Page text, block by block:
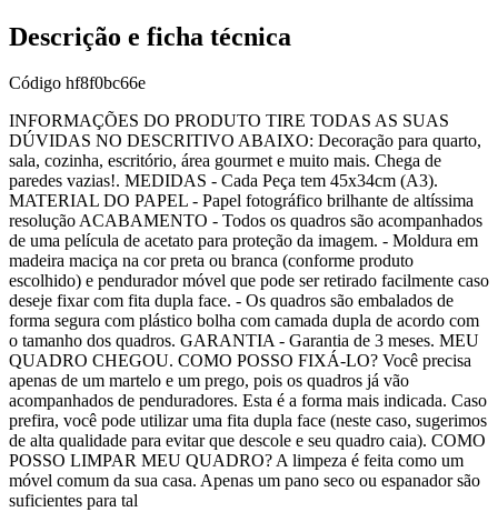
Descrição e ficha técnica
Código hf8f0bc66e
INFORMAÇÕES DO PRODUTO TIRE TODAS AS SUAS
DÚVIDAS NO DESCRITIVO ABAIXO: Decoração para quarto,
sala, cozinha, escritório, área gourmet e muito mais. Chega de
paredes vazias!. MEDIDAS - Cada Peça tem 45x34cm (A3).
MATERIAL DO PAPEL - Papel fotográfico brilhante de altíssima
resolução ACABAMENTO - Todos os quadros são acompanhados
de uma película de acetato para proteção da imagem. - Moldura em
madeira maciça na cor preta ou branca (conforme produto
escolhido) e pendurador móvel que pode ser retirado facilmente caso
deseje fixar com fita dupla face. - Os quadros são embalados de
forma segura com plástico bolha com camada dupla de acordo com
o tamanho dos quadros. GARANTIA - Garantia de 3 meses. MEU
QUADRO CHEGOU. COMO POSSO FIXÁ-LO? Você precisa
apenas de um martelo e um prego, pois os quadros já vão
acompanhados de penduradores. Esta é a forma mais indicada. Caso
prefira, você pode utilizar uma fita dupla face (neste caso, sugerimos
de alta qualidade para evitar que descole e seu quadro caia). COMO
POSSO LIMPAR MEU QUADRO? A limpeza é feita como um
móvel comum da sua casa. Apenas um pano seco ou espanador são
suficientes para tal